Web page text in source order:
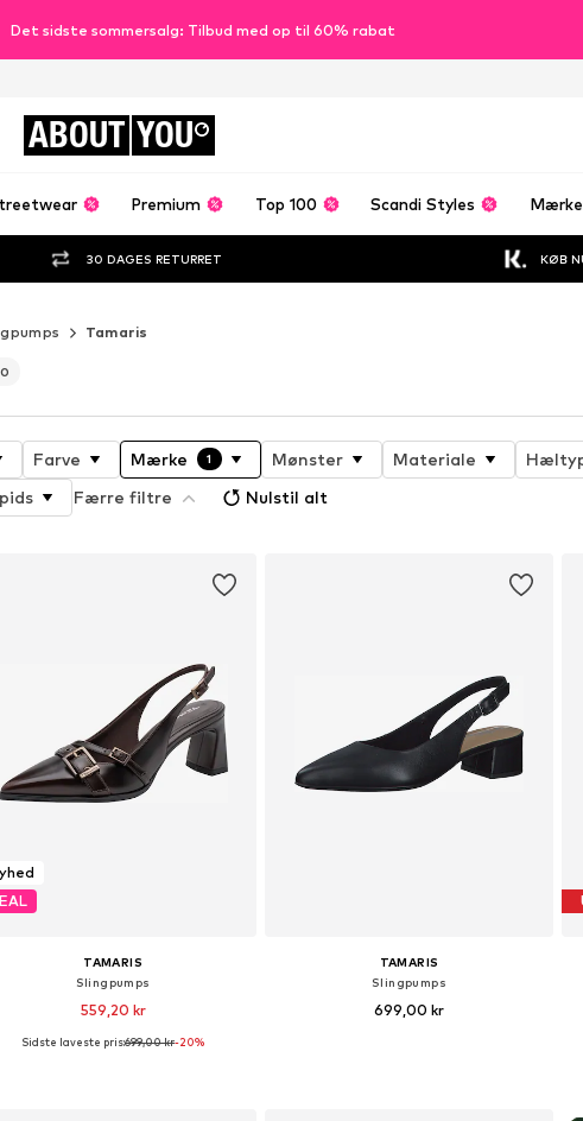
Det sidste sommersalg: Tilbud med op til 60% rabat
ABOUT YOU
Premium Top 100 Scandi Styles
30 DAGES RETURRET KØB
Tamaris
Farve Mærke 1 Mønster Materiale
Færre filtre Nulstil alt
TAMARIS
Slingpumps
559,20 kr
Tilgængelige størrelser: 37, 38, 39, 40
Sidste laveste pris:699,00 kr-20%
TAMARIS
Slingpumps
699,00 kr